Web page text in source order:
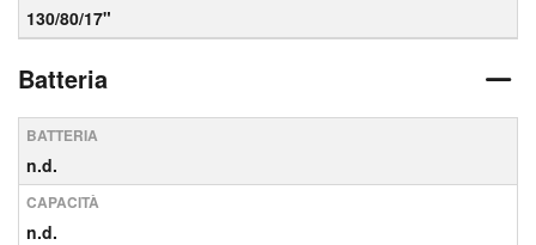
130/80/17"
Batteria
BATTERIA
n.d.
CAPACITÀ
n.d.